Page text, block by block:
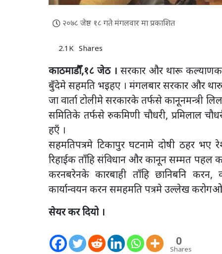
२०७८ जेष्ठ १८ गते मंगलवार मा प्रकाशित
2.1K Shares
काठमाडौँ,१८ जेठ । सरकार और थारू
बुँदेमे सहमति भइहए । मंगलबार सरकार और
जा वार्ता टोलीमे सरकारके तर्फसे कानूनमन्त्री
समितिके तर्फसे रुकमिणी चौधरी, प्रमिलाल
हएँ ।
सहमतिपत्रमे टिकापुर घटनामे दोषी ठहर भए
रिहाईक ताँहि संविधान और कानून सम्मत पहल
करनबरेनके कारबाही ताँहि छानिबनि
कार्यान्वयन करन समहमति पत्रमे उल्लेख
सेयर कर दियो ।
0
Shares